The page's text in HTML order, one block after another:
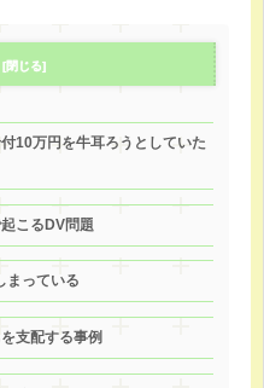
10万円を牛耳ろうとしていた
こるDV問題
まっている
支配する事例